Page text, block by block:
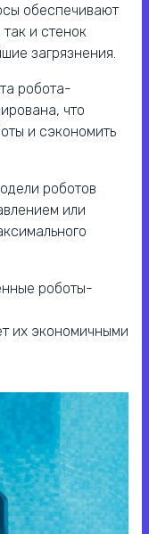
обеспечивают
и стенок
загрязнения.
робота-
что
и сэкономить
роботов
или
роботы-
их экономичными